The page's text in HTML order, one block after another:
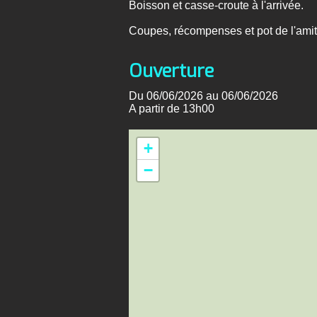
Boisson et casse-croute à l'arrivée.
Coupes, récompenses et pot de
Ouverture
Du 06/06/2026 au 06/06/2026
A partir de 13h00
+
−